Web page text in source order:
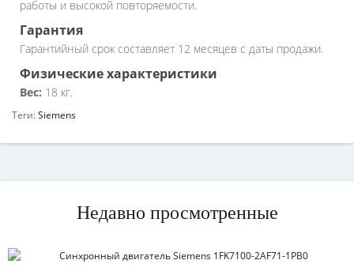
работы и высокой повторяемости.
Гарантия
Гарантийный срок составляет 12 месяцев с даты продажи.
Физические характеристики
Вес: 18 кг.
Теги:Siemens
Недавно просмотренные